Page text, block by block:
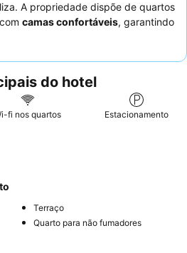
A propriedade dispõe de quartos
camas confortáveis, garantindo
especiais. Para a melhor
um quarto com vistas diretas
do hotel
fi nos quartos Estacionamento
Terraço
Quarto para não fumadores